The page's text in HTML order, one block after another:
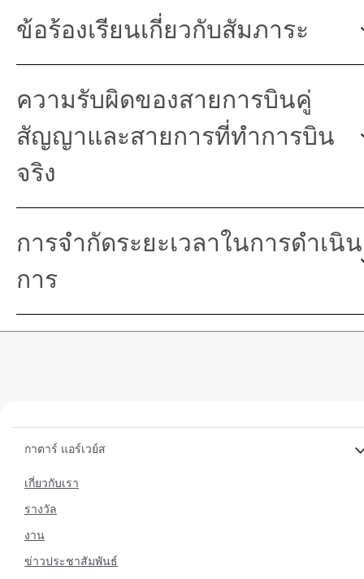
ข้อร้องเรียนเกี่ยวกับสัมภาระ
ความรับผิดของสายการบินคู่
สัญญาและสายการที่ทำการบิน
จริง
การจำกัดระยะเวลาในการดำเนิน
การ
กาตาร์ แอร์เวย์ส
เกี่ยวกับเรา
รางวัล
งาน
ข่าวประชาสัมพันธ์